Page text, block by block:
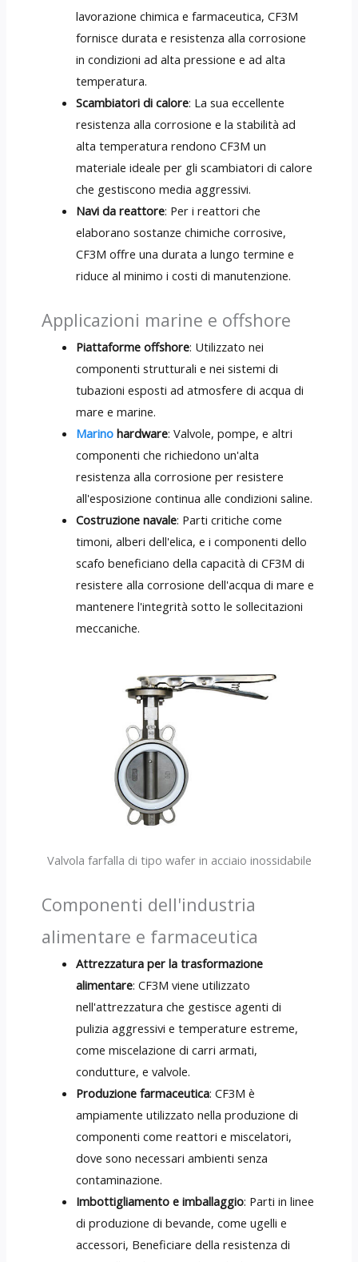
lavorazione chimica e farmaceutica, CF3M
fornisce durata e resistenza alla corrosione
in condizioni ad alta pressione e ad alta
temperatura.
Scambiatori di calore: La sua eccellente
resistenza alla corrosione e la stabilità ad
alta temperatura rendono CF3M un
materiale ideale per gli scambiatori di calore
che gestiscono media aggressivi.
Navi da reattore: Per i reattori che
elaborano sostanze chimiche corrosive,
CF3M offre una durata a lungo termine e
riduce al minimo i costi di manutenzione.
Applicazioni marine e offshore
Piattaforme offshore: Utilizzato nei
componenti strutturali e nei sistemi di
tubazioni esposti ad atmosfere di acqua di
mare e marine.
Marino hardware: Valvole, pompe, e altri
componenti che richiedono un'alta
resistenza alla corrosione per resistere
all'esposizione continua alle condizioni saline.
Costruzione navale: Parti critiche come
timoni, alberi dell'elica, e i componenti dello
scafo beneficiano della capacità di CF3M di
resistere alla corrosione dell'acqua di mare e
mantenere l'integrità sotto le sollecitazioni
meccaniche.
Valvola farfalla di tipo wafer in acciaio inossidabile
Componenti dell'industria
alimentare e farmaceutica
Attrezzatura per la trasformazione
alimentare: CF3M viene utilizzato
nell'attrezzatura che gestisce agenti di
pulizia aggressivi e temperature estreme,
come miscelazione di carri armati,
condutture, e valvole.
Produzione farmaceutica: CF3M è
ampiamente utilizzato nella produzione di
componenti come reattori e miscelatori,
dove sono necessari ambienti senza
contaminazione.
Imbottigliamento e imballaggio: Parti in linee
di produzione di bevande, come ugelli e
accessori, Beneficiare della resistenza di